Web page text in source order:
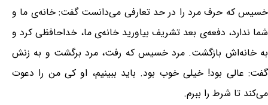
خسیس که حرف مرد را در حد تعارفی می‌دانست گفت: خانه‌ی ما و
شما ندارد، دفعه‌ی بعد تشریف بیاورید خانه‌ی ما، خداحافظی کرد و
به خانه‌اش بازگشت. مرد خسیس که رفت، مرد برگشت و به زنش
گفت: عالی بود! خیلی خوب بود. باید ببینیم، او کی من را دعوت
می‌کند تا شرط را ببرم.